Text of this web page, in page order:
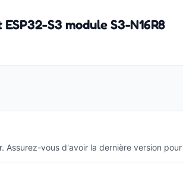
S3 module S3-N16R8
Assurez-vous d'avoir la dernière version